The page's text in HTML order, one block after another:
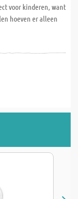
voor kinderen, want
hoeven er alleen